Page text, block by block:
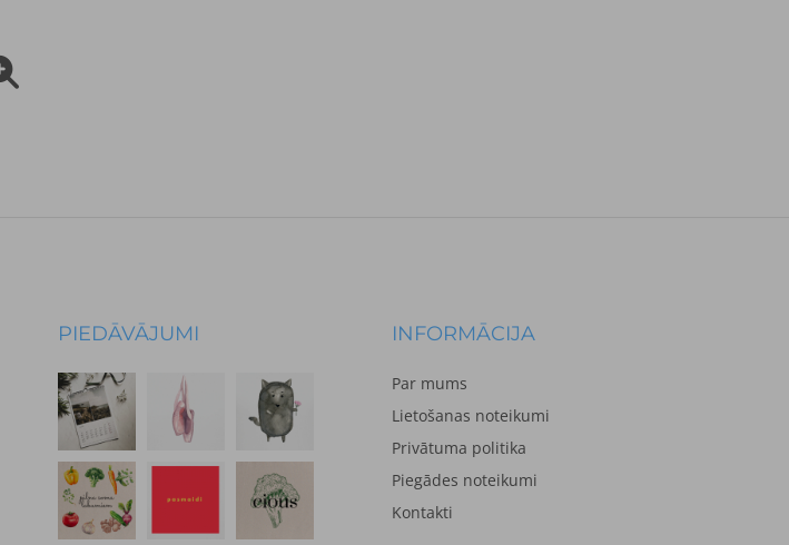
PIEDĀVĀJUMI INFORMĀCIJA
Par mums
Lietošanas noteikumi
Privātuma politika
Piegādes noteikumi
Kontakti